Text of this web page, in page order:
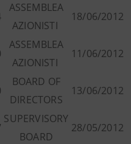
ASSEMBLEA
AZIONISTI
18/06/2012
ASSEMBLEA
AZIONISTI
11/06/2012
BOARD OF
DIRECTORS
13/06/2012
SUPERVISORY
BOARD
28/05/2012